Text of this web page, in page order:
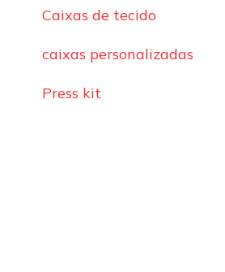
Caixas de tecido
caixas personalizadas
Press kit